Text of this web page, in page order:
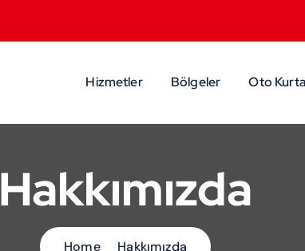
Hizmetler Bölgeler Oto
Hakkımızda
Home Hakkımızda